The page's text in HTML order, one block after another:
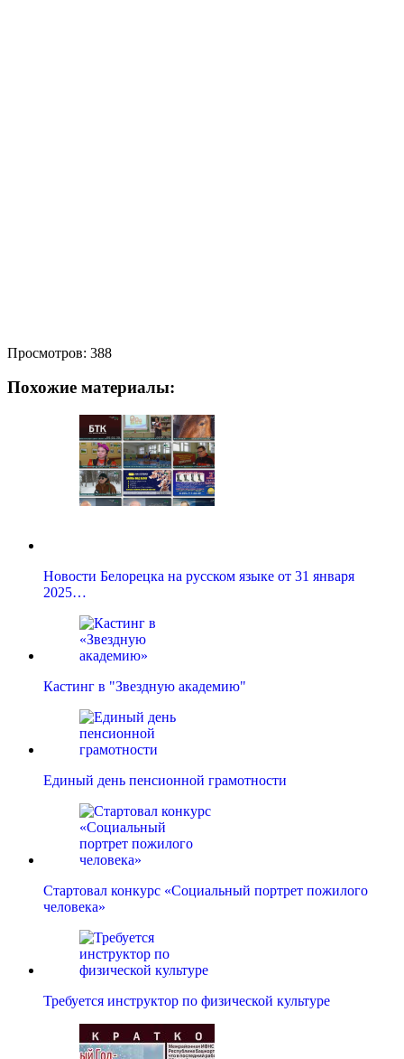
Просмотров: 388
Похожие материалы:
Новости Белорецка на русском языке от 31 января
2025…
Кастинг в "Звездную академию"
Единый день пенсионной грамотности
Стартовал конкурс «Социальный портрет пожилого
человека»
Требуется инструктор по физической культуре